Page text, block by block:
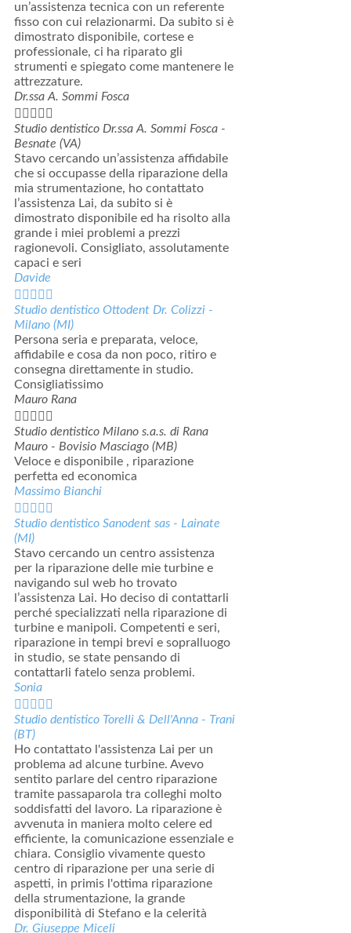
un’assistenza tecnica con un referente
fisso con cui relazionarmi. Da subito si è
dimostrato disponibile, cortese e
professionale, ci ha riparato gli
strumenti e spiegato come mantenere le
attrezzature.
Dr.ssa A. Sommi Fosca
    
Studio dentistico Dr.ssa A. Sommi Fosca -
Besnate (VA)
Stavo cercando un’assistenza affidabile
che si occupasse della riparazione della
mia strumentazione, ho contattato
l’assistenza Lai, da subito si è
dimostrato disponibile ed ha risolto alla
grande i miei problemi a prezzi
ragionevoli. Consigliato, assolutamente
capaci e seri
Davide
    
Studio dentistico Ottodent Dr. Colizzi -
Milano (MI)
Persona seria e preparata, veloce,
affidabile e cosa da non poco, ritiro e
consegna direttamente in studio.
Consigliatissimo
Mauro Rana
    
Studio dentistico Milano s.a.s. di Rana
Mauro - Bovisio Masciago (MB)
Veloce e disponibile , riparazione
perfetta ed economica
Massimo Bianchi
    
Studio dentistico Sanodent sas - Lainate
(MI)
Stavo cercando un centro assistenza
per la riparazione delle mie turbine e
navigando sul web ho trovato
l’assistenza Lai. Ho deciso di contattarli
perché specializzati nella riparazione di
turbine e manipoli. Competenti e seri,
riparazione in tempi brevi e sopralluogo
in studio, se state pensando di
contattarli fatelo senza problemi.
Sonia
    
Studio dentistico Torelli & Dell'Anna - Trani
(BT)
Ho contattato l'assistenza Lai per un
problema ad alcune turbine. Avevo
sentito parlare del centro riparazione
tramite passaparola tra colleghi molto
soddisfatti del lavoro. La riparazione è
avvenuta in maniera molto celere ed
efficiente, la comunicazione essenziale e
chiara. Consiglio vivamente questo
centro di riparazione per una serie di
aspetti, in primis l'ottima riparazione
della strumentazione, la grande
disponibilità di Stefano e la celerità
Dr. Giuseppe Miceli